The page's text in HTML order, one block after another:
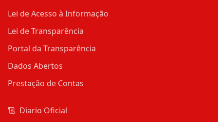
Lei de Acesso à Informação
Lei de Transparência
Portal da Transparência
Dados Abertos
Prestação de Contas
Diario Oficial